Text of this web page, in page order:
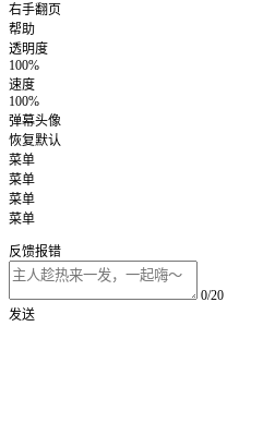
右手翻页
帮助
透明度
100%
速度
100%
弹幕头像
恢复默认
菜单
菜单
菜单
菜单
反馈报错
0/20
发送